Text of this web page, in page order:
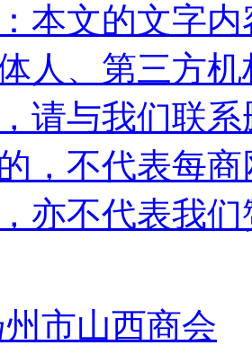
本文的文字
人、第三方
请与我们联
，不代表每
亦不代表我
市山西商会